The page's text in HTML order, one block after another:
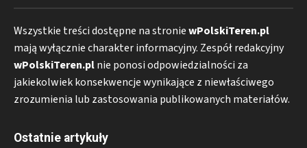
Wszystkie treści dostępne na stroniewPolskiTeren.pl
mają wyłącznie charakter informacyjny. Zespół redakcyjny
wPolskiTeren.plnie ponosi odpowiedzialności za
jakiekolwiek konsekwencje wynikające z niewłaściwego
zrozumienia lub zastosowania publikowanych materiałów.
Ostatnie artykuły